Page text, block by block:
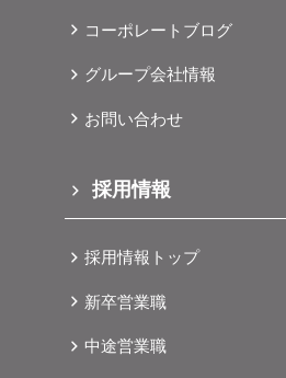
ださい。特典内容の
年2月1日（土）所在
については、店舗
知県豊橋市牟呂町
おります。アクセス
阜県本巣郡北方町曲
おります。アクセス
＞
客様にご利用いただ
ガリバー
バー長岡店」ではグ
屋市港区西茶屋一丁
ついては、店舗に
※特典につきまして
康管理をはじめ、状
配慮して営業いたし
ク着⽤や消毒、ソー
うお願い申し上げま
＞
コーポレートブログ
グループ会社情報
お問い合わせ
採用情報
採用情報トップ
新卒営業職
中途営業職